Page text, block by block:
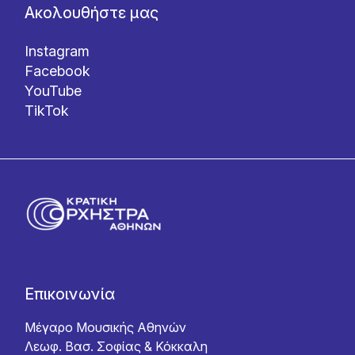
Ακολουθήστε μας
Instagram
Facebook
YouTube
TikTok
Επικοινωνία
Μέγαρο Μουσικής Αθηνών
Λεωφ. Βασ. Σοφίας & Κόκκαλη